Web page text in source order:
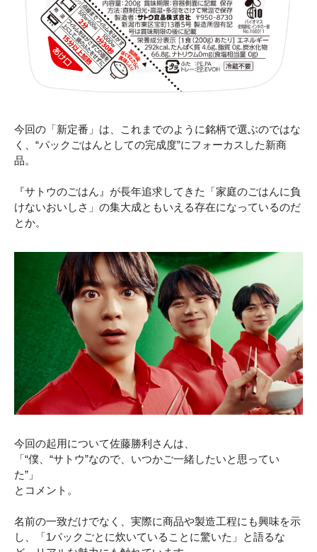
今回の「新定番」は、これまでのように銘柄で選ぶのではな
く、“パックごはんとしての完成度”にフォーカスした新商
品。
『サトウのごはん』が長年追求してきた「家庭のごはんに負
けないおいしさ」の集大成ともいえる存在になっているのだ
とか。
今回の起用について佐藤勝利さんは、
「“僕、“サトウ”なので、いつかご一緒したいと思ってい
た”」
とコメント。
名前の一致だけでなく、実際に商品や製造工程にも興味を示
し、「1パックごとに炊いていることに驚いた」と語るな